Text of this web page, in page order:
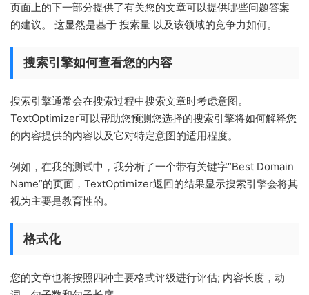
页面上的下一部分提供了有关您的文章可以提供哪些问题答案
的建议。 这显然是基于 搜索量 以及该领域的竞争力如何。
搜索引擎如何查看您的内容
搜索引擎通常会在搜索过程中搜索文章时考虑意图。
TextOptimizer可以帮助您预测您选择的搜索引擎将如何解释您
的内容提供的内容以及它对特定意图的适用程度。
例如，在我的测试中，我分析了一个带有关键字“Best Domain
Name”的页面，TextOptimizer返回的结果显示搜索引擎会将其
视为主要是教育性的。
格式化
您的文章也将按照四种主要格式评级进行评估; 内容长度，动